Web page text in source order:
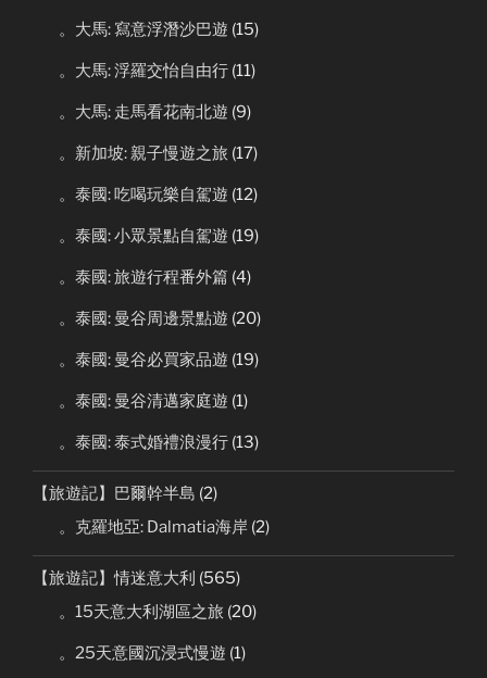
。大馬: 寫意浮潛沙巴遊 (15)
。大馬: 浮羅交怡自由行 (11)
。大馬: 走馬看花南北遊 (9)
。新加坡: 親子慢遊之旅 (17)
。泰國: 吃喝玩樂自駕遊 (12)
。泰國: 小眾景點自駕遊 (19)
。泰國: 旅遊行程番外篇 (4)
。泰國: 曼谷周邊景點遊 (20)
。泰國: 曼谷必買家品遊 (19)
。泰國: 曼谷清邁家庭遊 (1)
。泰國: 泰式婚禮浪漫行 (13)
【旅遊記】巴爾幹半島 (2)
。克羅地亞: Dalmatia海岸 (2)
【旅遊記】情迷意大利 (565)
。15天意大利湖區之旅 (20)
。25天意國沉浸式慢遊 (1)